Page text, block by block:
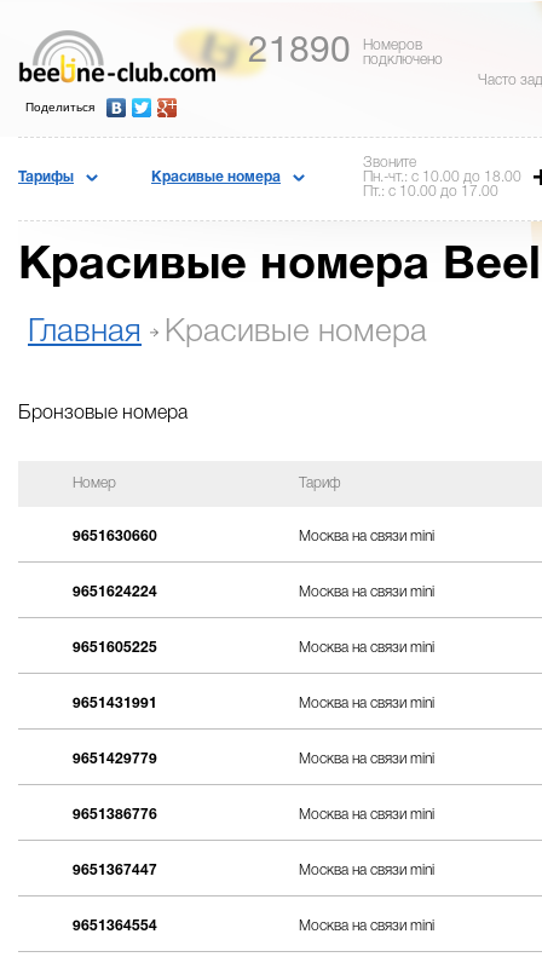
Поделиться
21890
Номеров
подключено
Часто
Тарифы Красивые номера
Звоните
Пн.-чт.: с 10.00 до 18.00
Пт.: с 10.00 до 17.00
Красивые номера
Главная Красивые номера
Бронзовые номера
Номер Тариф
9651630660 Москва на связи mini
9651624224 Москва на связи mini
9651605225 Москва на связи mini
9651431991 Москва на связи mini
9651429779 Москва на связи mini
9651386776 Москва на связи mini
9651367447 Москва на связи mini
9651364554 Москва на связи mini